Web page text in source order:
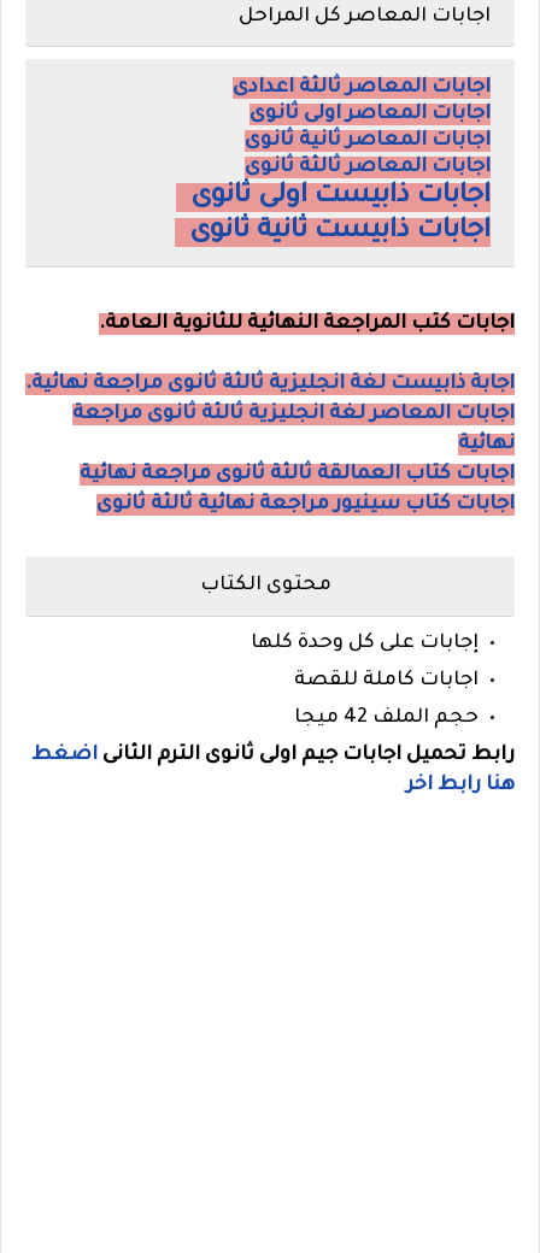
اجابات المعاصر كل المراحل
اجابات المعاصر ثالثة اعدادى
اجابات المعاصر اولى ثانوى
اجابات المعاصر ثانية ثانوى
اجابات المعاصر ثالثة ثانوى
اجابات ذابيست اولى ثانوى
اجابات ذابيست ثانية ثانوى
اجابات كتب المراجعة النهائية للثانوية العامة.
اجابة ذابيست لغة انجليزية ثالثة ثانوى مراجعة نهائية.
اجابات المعاصر لغة انجليزية ثالثة ثانوى مراجعة
نهائية
اجابات كتاب العمالقة ثالثة ثانوى مراجعة نهائية
اجابات كتاب سينيور مراجعة نهائية ثالثة ثانوى
محتوى الكتاب
إجابات على كل وحدة كلها
اجابات كاملة للقصة
حجم الملف 42 ميجا
رابط تحميل اجابات جيم اولى ثانوى الترم الثانى اضغط
هنا رابط اخر